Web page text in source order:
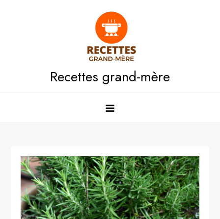
Recettes grand-mère